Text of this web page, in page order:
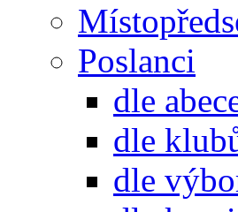
Poslanci
dle
dle
dle